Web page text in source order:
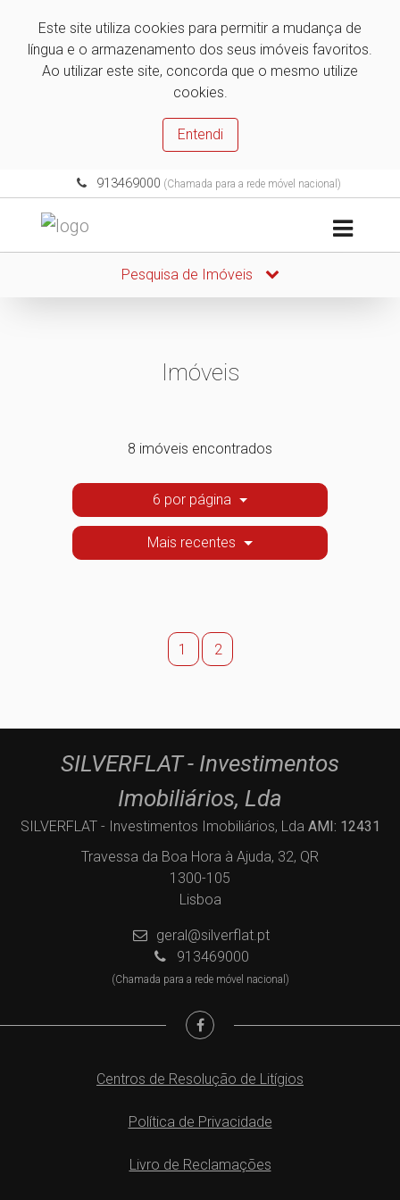
Este site utiliza cookies para permitir a mudança de
língua e o armazenamento dos seus imóveis favoritos.
Ao utilizar este site, concorda que o mesmo utilize
cookies.
Entendi
913469000 (Chamada para a rede móvel nacional)
Pesquisa de Imóveis
Imóveis
8 imóveis encontrados
6 por página
Mais recentes
1 2
SILVERFLAT - Investimentos
Imobiliários, Lda
SILVERFLAT - Investimentos Imobiliários, Lda AMI: 12431
Travessa da Boa Hora à Ajuda, 32, QR
1300-105
Lisboa
geral@silverflat.pt
913469000
(Chamada para a rede móvel nacional)
Centros de Resolução de Litígios
Política de Privacidade
Livro de Reclamações